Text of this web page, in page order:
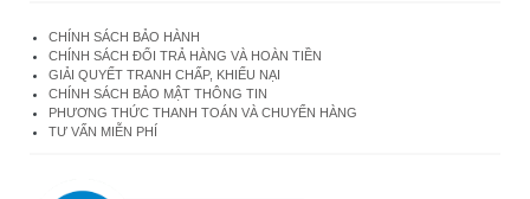
CHÍNH SÁCH BẢO HÀNH
CHÍNH SÁCH ĐỔI TRẢ HÀNG VÀ HOÀN TIỀN
GIẢI QUYẾT TRANH CHẤP, KHIẾU NẠI
CHÍNH SÁCH BẢO MẬT THÔNG TIN
PHƯƠNG THỨC THANH TOÁN VÀ CHUYỂN HÀNG
TƯ VẤN MIỄN PHÍ